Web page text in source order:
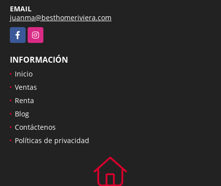
EMAIL
juanma@besthomeriviera.com
FacebookInstagram
INFORMACIÓN
Inicio
Ventas
Renta
Blog
Contáctenos
Políticas de privacidad